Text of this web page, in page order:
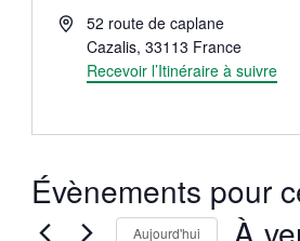
Adresse52 route de caplane
Cazalis, 33113 France
Recevoir l’Itinéraire à suivre
Évènements pour
Aujourd'hui À